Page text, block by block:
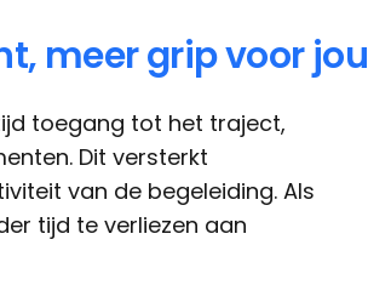
meer grip voor jou
toegang tot het traject,
Dit versterkt
van de begeleiding. Als
tijd te verliezen aan